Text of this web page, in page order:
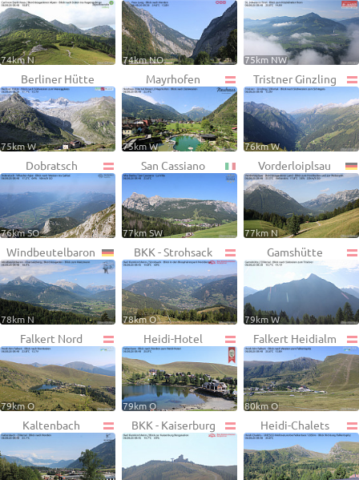
74km N 74km NO 75km NW
Berliner Hütte
75km W
Mayrhofen
75km W
Tristner Ginzling
76km W
Dobratsch
76km SO
San Cassiano
77km SW
Vorderloiplsau
77km N
Windbeutelbaron
78km N
BKK - Strohsack
78km O
Gamshütte
79km W
Falkert Nord
79km O
Heidi-Hotel
79km O
Falkert Heidialm
80km O
Kaltenbach BKK - Kaiserburg Heidi-Chalets